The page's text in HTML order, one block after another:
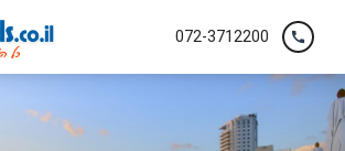
call
072-3712200